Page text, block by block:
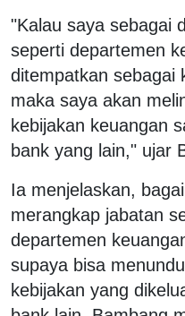
"Kalau saya sebagai
seperti departemen
ditempatkan sebagai
maka saya akan
kebijakan keuangan
bank yang lain," ujar
Ia menjelaskan,
merangkap jabatan
departemen
supaya bisa
kebijakan yang